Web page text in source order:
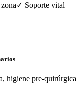
✓ Soporte vital
higiene pre-quirúrgica